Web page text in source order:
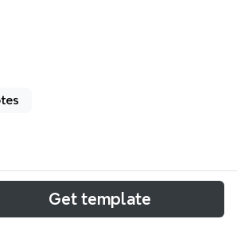
map « Rencontre » de Xmind est
pour planifier et animer des
Get template